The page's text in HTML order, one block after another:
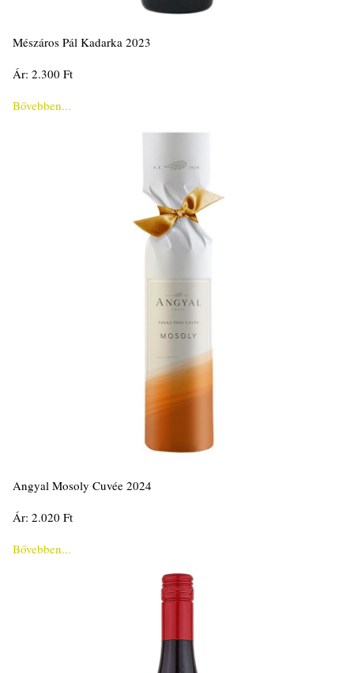
Mészáros Pál Kadarka 2023
Ár: 2.300 Ft
Bővebben...
Angyal Mosoly Cuvée 2024
Ár: 2.020 Ft
Bővebben...